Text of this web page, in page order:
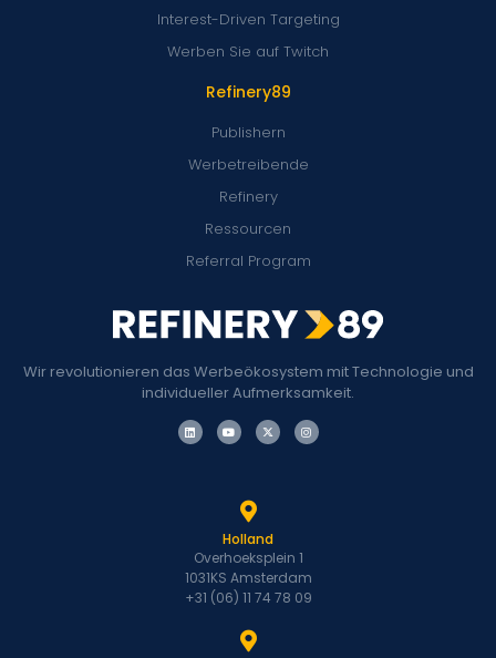
Wir revolutionieren das Werbeökosystem mit Technologie und
individueller Aufmerksamkeit.
Refinery89
Publishern
Werbetreibende
Refinery
Ressourcen
Referral Program
Interest-Driven Targeting
Werben Sie auf Twitch
Holland
Overhoeksplein 1
1031KS Amsterdam
+31 (06) 11 74 78 09